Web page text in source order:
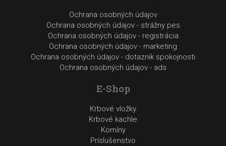
Ochrana osobných údajov
Ochrana osobných údajov - strážny pes
Ochrana osobných údajov - registrácia
Ochrana osobných údajov - marketing
Ochrana osobných údajov - dotaznik spokojnosti
Ochrana osobných údajov - ads
E-Shop
Krbové vložky
Krbové kachle
Komíny
Príslušenstvo